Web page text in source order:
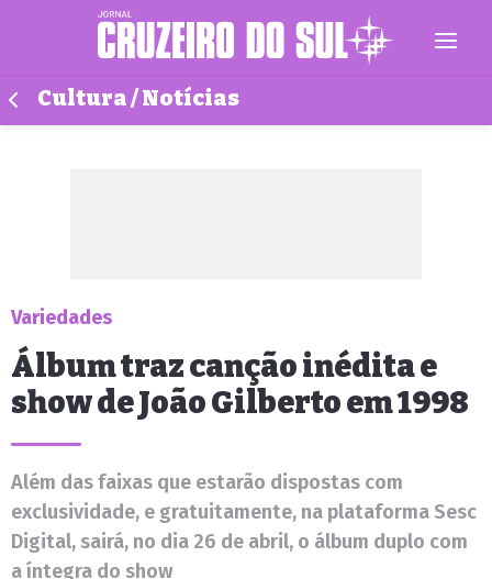
Cultura / Notícias
Variedades
Álbum traz canção inédita e
show de João Gilberto em 1998
Além das faixas que estarão dispostas com
exclusividade, e gratuitamente, na plataforma Sesc
Digital, sairá, no dia 26 de abril, o álbum duplo com
a íntegra do show